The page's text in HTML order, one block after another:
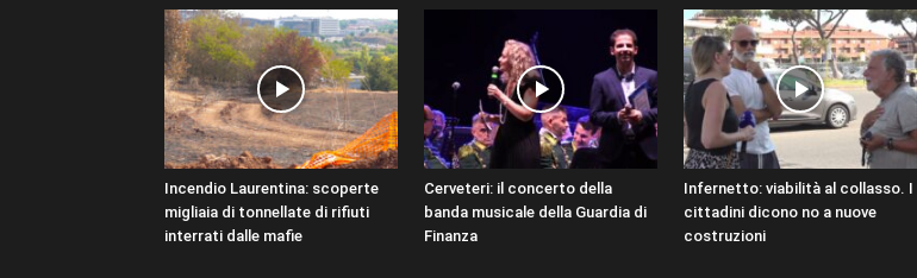
Incendio Laurentina: scoperte
migliaia di tonnellate di rifiuti
interrati dalle mafie
Cerveteri: il concerto della
banda musicale della Guardia di
Finanza
Infernetto: viabilità al collasso. I
cittadini dicono no a nuove
costruzioni